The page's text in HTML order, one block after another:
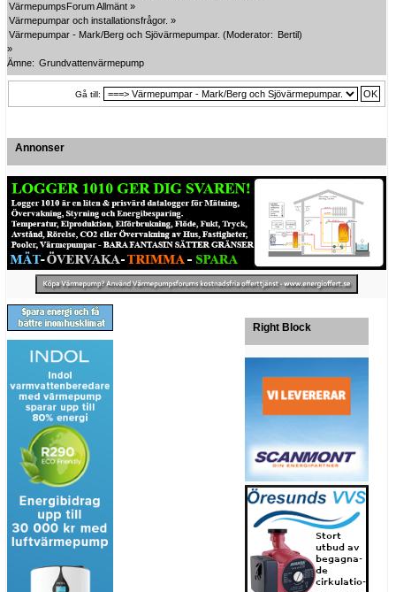
VärmepumpsForum Allmänt »
Värmepumpar och installationsfrågor. »
Värmepumpar - Mark/Berg och Sjövärmepumpar. (Moderator: Bertil)
»
Ämne: Grundvattenvärmepump
Gå till:
Annonser
Right Block